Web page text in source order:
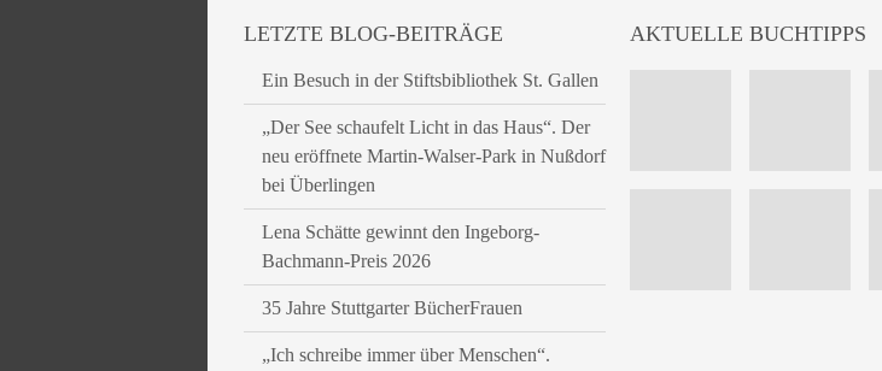
LETZTE BLOG-BEITRÄGE
Ein Besuch in der Stiftsbibliothek St. Gallen
„Der See schaufelt Licht in das Haus“. Der
neu eröffnete Martin-Walser-Park in Nußdorf
bei Überlingen
Lena Schätte gewinnt den Ingeborg-
Bachmann-Preis 2026
35 Jahre Stuttgarter BücherFrauen
„Ich schreibe immer über Menschen“.
AKTUELLE BUCHTIPPS